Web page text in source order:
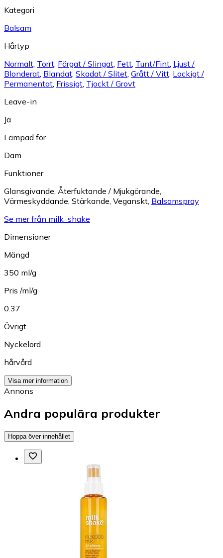
Kategori
Balsam
Hårtyp
Normalt, Torrt, Färgat / Slingat, Fett, Tunt/Fint, Ljust /
Blonderat, Blandat, Skadat / Slitet, Grått / Vitt, Lockigt /
Permanentat, Frissigt, Tjockt / Grovt
Leave-in
Ja
Lämpad för
Dam
Funktioner
Glansgivande, Återfuktande / Mjukgörande,
Värmeskyddande, Stärkande, Veganskt, Balsamspray
Se mer från milk_shake
Dimensioner
Mängd
350 ml/g
Pris /ml/g
0.37
Övrigt
Nyckelord
hårvård
Visa mer information
Annons
Andra populära produkter
Hoppa över innehållet